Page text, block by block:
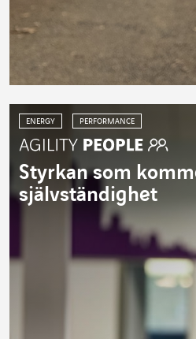
ENERGY PERFORMANCE
Styrkan som
självständighet